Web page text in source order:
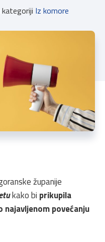
kategoriji Iz komore
županije
kako bi prikupila
povećanju